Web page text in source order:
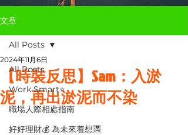
文章
All Posts
Work Smart⭐️
職場人際相處指南
好好理財💰 為未來着想🈵
All Posts
【時裝反思】Sam：入淤
泥，再出淤泥而不染
2024年11月6日